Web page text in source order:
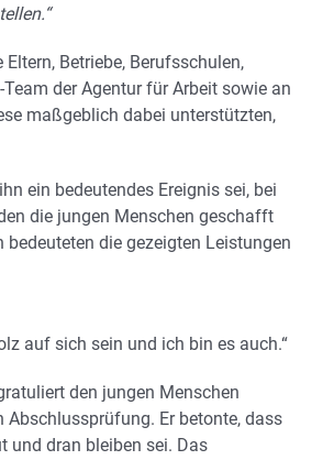
Betriebe, Berufsschulen,
der Agentur für Arbeit sowie an
maßgeblich dabei unterstützten,
ein bedeutendes Ereignis sei, bei
die jungen Menschen geschafft
die gezeigten Leistungen
auf sich sein und ich bin es auch.“
den jungen Menschen
Er betonte, dass
und dran bleiben sei. Das